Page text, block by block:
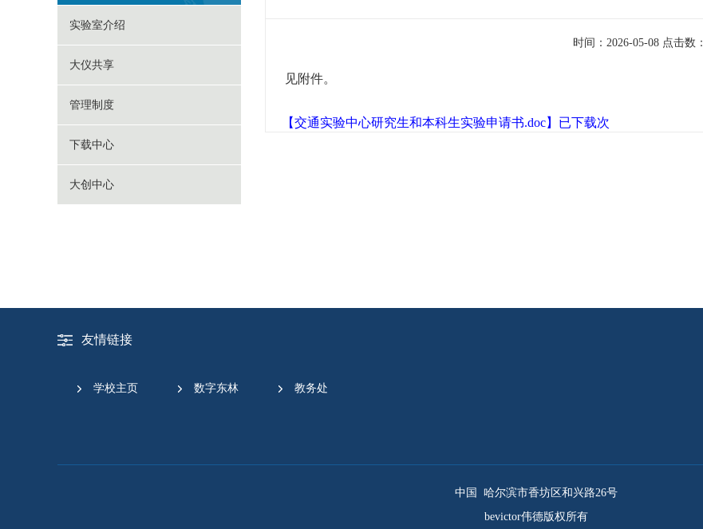
实验室介绍
大仪共享
管理制度
下载中心
大创中心
时间：2026-05-08 点击数：
见附件。
【交通实验中心研究生和本科生实验申请书.doc】已下载次
友情链接
学校主页 数字东林 教务处
中国 哈尔滨市香坊区和兴路26号
bevictor伟德版权所有